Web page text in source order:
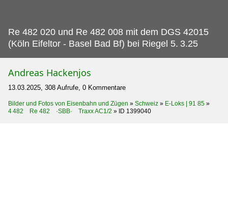
Re 482 020 und Re 482 008 mit dem DGS 42015
(Köln Eifeltor - Basel Bad Bf) bei Riegel 5. 3.25
Andreas Hackenjos
13.03.2025, 308 Aufrufe, 0 Kommentare
Bilder und Fotos von Eisenbahn und Zügen » Schweiz » E-Loks | 91 85 »
4 482 Re 482 ·SBB· Traxx AC1/2 » ID 1399040